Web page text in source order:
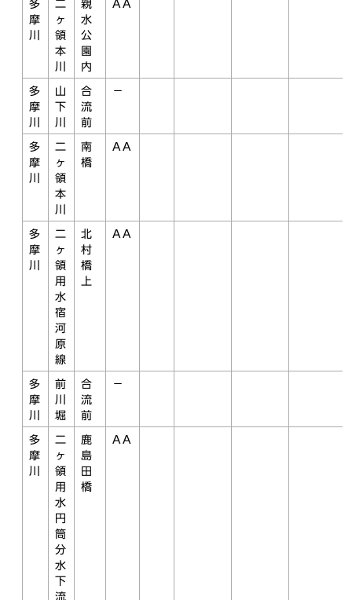
多
摩
川
二
ヶ
領
本
川
親
水
公
園
内
AA
多
摩
川
山
下
川
合
流
前
－
多
摩
川
二
ヶ
領
本
川
南
橋
AA
多
摩
川
二
ヶ
領
用
水
宿
河
原
線
北
村
橋
上
AA
多
摩
川
前
川
堀
合
流
前
－
多
摩
川
二
ヶ
領
用
水
円
筒
分
水
下
流
鹿
島
田
橋
AA